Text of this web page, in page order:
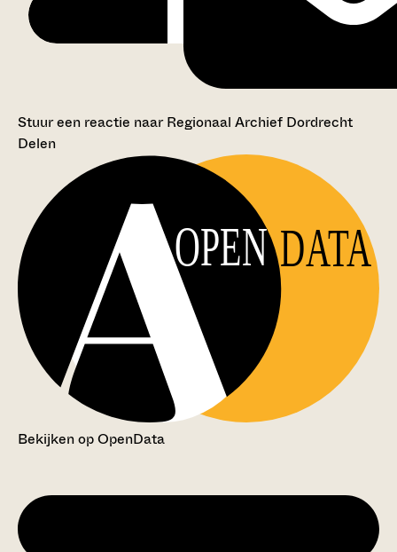
Stuur een reactie naar Regionaal Archief Dordrecht
Delen
OPEN DATA
Bekijken op OpenData